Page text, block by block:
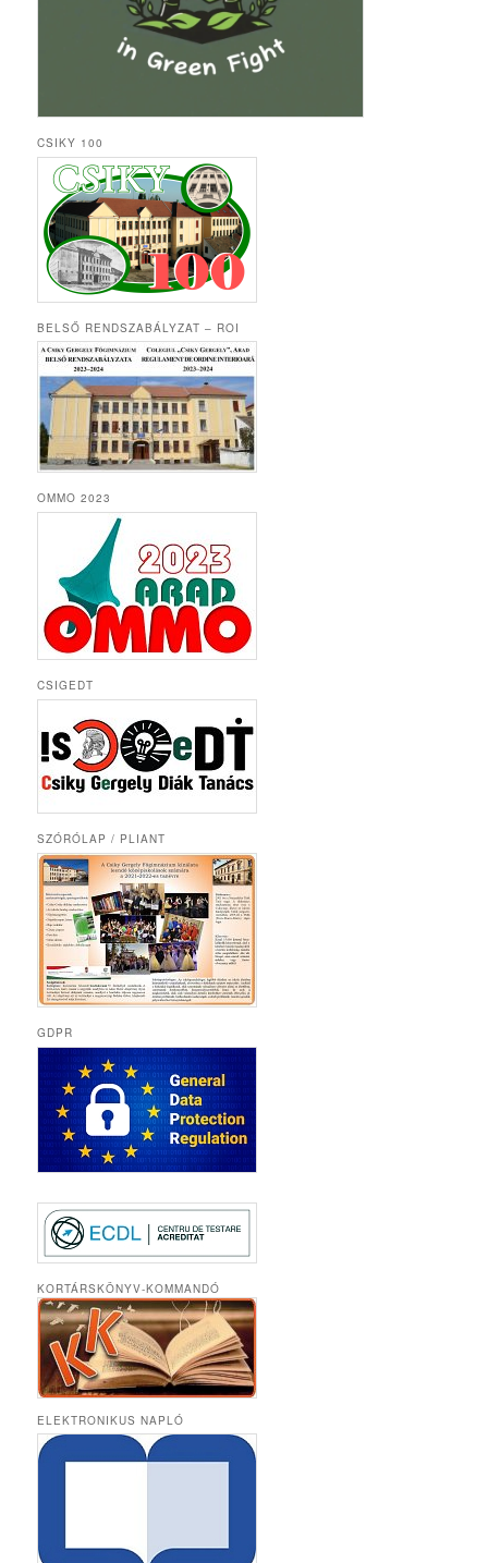
CSIKY 100
BELSŐ RENDSZABÁLYZAT – ROI
OMMO 2023
CSIGEDT
SZÓRÓLAP / PLIANT
GDPR
KORTÁRSKÖNYV-KOMMANDÓ
ELEKTRONIKUS NAPLÓ